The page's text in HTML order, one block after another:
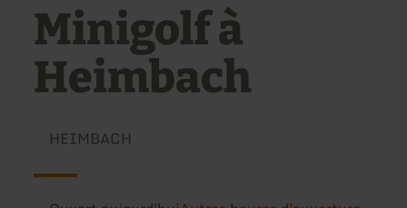
Minigolf à
Heimbach
HEIMBACH